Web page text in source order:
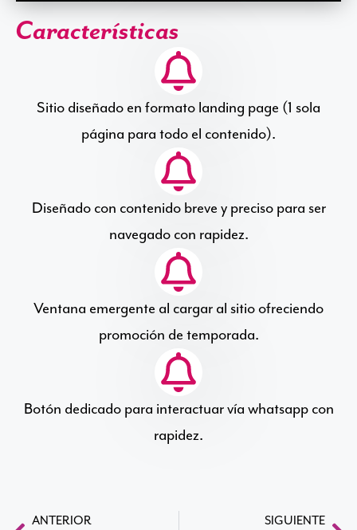
Características
Sitio diseñado en formato landing page (1 sola
página para todo el contenido).
Diseñado con contenido breve y preciso para ser
navegado con rapidez.
Ventana emergente al cargar al sitio ofreciendo
promoción de temporada.
Botón dedicado para interactuar vía whatsapp con
rapidez.
ANTERIOR SIGUIENTE